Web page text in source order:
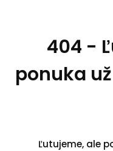
404 -
ponuka
Ľutujeme, ale